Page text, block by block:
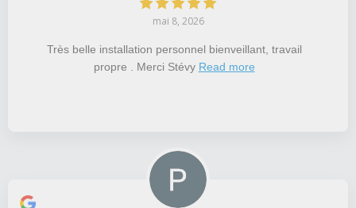
mai 8, 2026
Très belle installation personnel bienveillant, travail
propre . Merci Stévy Read more